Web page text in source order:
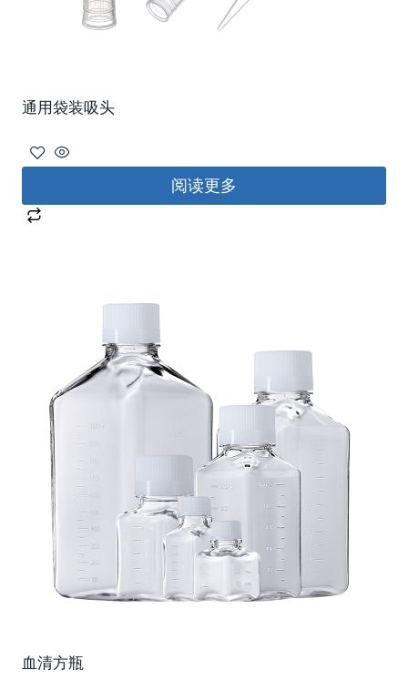
通用袋装吸头
阅读更多
血清方瓶